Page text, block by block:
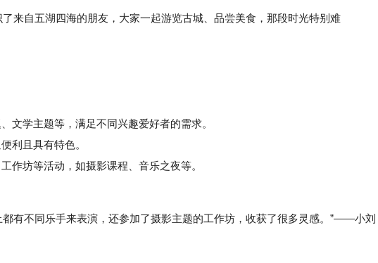
来自五湖四海的朋友，大家一起游览古城、品尝美食，那段时光特别难
学主题等，满足不同兴趣爱好者的需求。
且具有特色。
坊等活动，如摄影课程、音乐之夜等。
有不同乐手来表演，还参加了摄影主题的工作坊，收获了很多灵感。”——小刘